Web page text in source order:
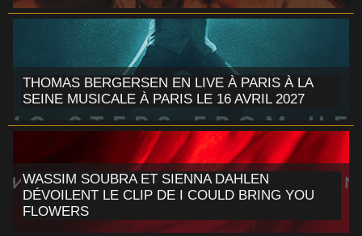
THOMAS BERGERSEN EN LIVE À PARIS À LA
SEINE MUSICALE À PARIS LE 16 AVRIL 2027
WASSIM SOUBRA ET SIENNA DAHLEN
DÉVOILENT LE CLIP DE I COULD BRING YOU
FLOWERS